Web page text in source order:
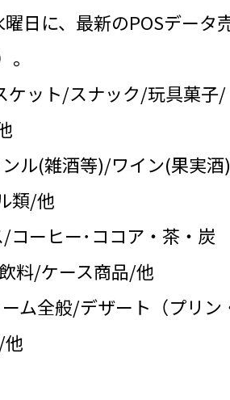
日に、最新のPOSデータ
ット/スナック/玩具菓子/
ル(雑酒等)/ワイン(果実
類/他
ーヒー･ココア・茶・炭
料/ケース商品/他
ム全般/デザート（プリン